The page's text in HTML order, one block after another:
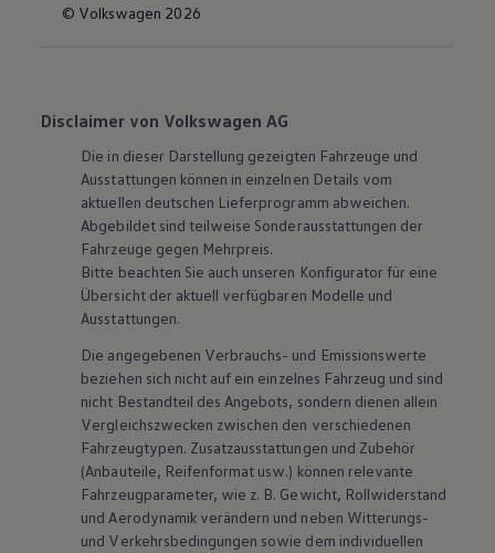
© Volkswagen 2026
Disclaimer von Volkswagen AG
Die in dieser Darstellung gezeigten Fahrzeuge und
Ausstattungen können in einzelnen Details vom
aktuellen deutschen Lieferprogramm abweichen.
Abgebildet sind teilweise Sonderausstattungen der
Fahrzeuge gegen Mehrpreis.
Bitte beachten Sie auch unseren Konfigurator für eine
Übersicht der aktuell verfügbaren Modelle und
Ausstattungen.
Die angegebenen Verbrauchs- und Emissionswerte
beziehen sich nicht auf ein einzelnes Fahrzeug und sind
nicht Bestandteil des Angebots, sondern dienen allein
Vergleichszwecken zwischen den verschiedenen
Fahrzeugtypen. Zusatzausstattungen und Zubehör
(Anbauteile, Reifenformat usw.) können relevante
Fahrzeugparameter, wie z. B. Gewicht, Rollwiderstand
und Aerodynamik verändern und neben Witterungs-
und Verkehrsbedingungen sowie dem individuellen